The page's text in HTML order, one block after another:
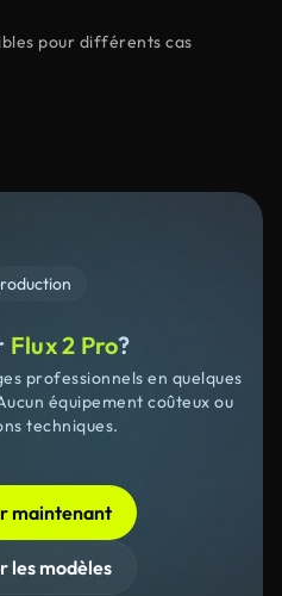
pour différents cas
Flux 2 Pro?
professionnels en quelques
équipement coûteux ou
techniques.
maintenant
les modèles